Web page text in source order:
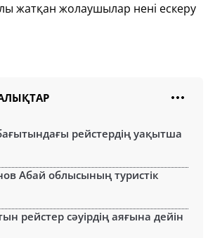
жатқан жолаушылар нені ескеру
рейстердің уақытша
Абай облысының туристік
рейстер сәуірдің аяғына дейін